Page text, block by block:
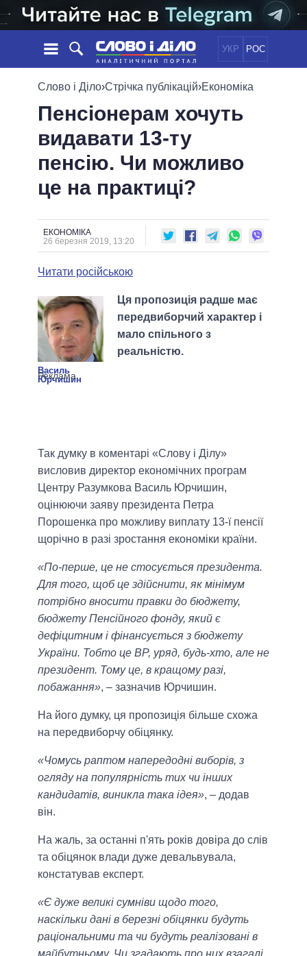
УКР РОС
НОВИНИ
СТРІЧКА
ПОДІЇ
СТАТТІ
ОГЛЯДИ
ДАЙДЖЕСТИ
ПОЛІТИКА
ЕКОНОМІКА
СУСПІЛЬСТВО
СВІТ
ОБIЦЯНКИ
ПОЛIТИКИ
ПРЕЗИДЕНТ І ОФІС
ВЕРХОВНА РАДА
КАБІНЕТ МІНІСТРІВ
МЕРИ МІСТ
ВСІ ПЕРСОНИ
ІНФОГРАФІКА
ПІДТРИМАТИ
ПОРІВНЯННЯ ПОЛІТИКІВ
Слово і Діло›Стрічка публікацій›Економіка
Пенсіонерам хочуть
видавати 13-ту
пенсію. Чи можливо
це на практиці?
ЕКОНОМІКА
26 березня 2019, 13:20
Читати російською
Василь
Юрчишин
Ця пропозиція радше має
передвиборчий характер і
мало спільного з
реальністю.
Так думку в коментарі «Слову і Ділу»
висловив директор економічних програм
Центру Разумкова Василь Юрчишин,
оцінюючи заяву президента Петра
Порошенка про можливу виплату 13-ї пенсії
щорічно в разі зростання економіки країни.
«По-перше, це не стосується президента.
Для того, щоб це здійснити, як мінімум
потрібно вносити правки до бюджету,
бюджету Пенсійного фонду, який є
дефіцитним і фінансується з бюджету
України. Тобто це ВР, уряд, будь-хто, але не
президент. Тому це, в кращому разі,
побажання», – зазначив Юрчишин.
На його думку, ця пропозиція більше схожа
на передвиборчу обіцянку.
«Чомусь раптом напередодні виборів, з
огляду на популярність тих чи інших
кандидатів, виникла така ідея», – додав
він.
На жаль, за останні п'ять років довіра до слів
та обіцянок влади дуже девальвувала,
констатував експерт.
«Є дуже великі сумніви щодо того,
наскільки дані в березні обіцянки будуть
раціональними та чи будуть реалізовані в